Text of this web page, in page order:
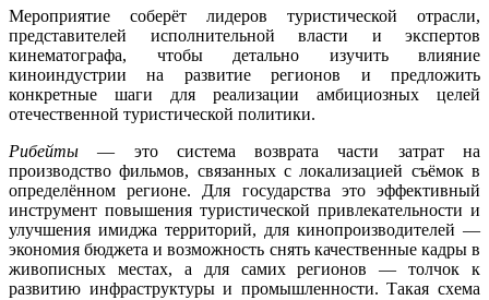
Мероприятие соберёт лидеров туристической отрасли,
представителей исполнительной власти и экспертов
кинематографа, чтобы детально изучить влияние
киноиндустрии на развитие регионов и предложить
конкретные шаги для реализации амбициозных целей
отечественной туристической политики.
Рибейты — это система возврата части затрат на
производство фильмов, связанных с локализацией съёмок в
определённом регионе. Для государства это эффективный
инструмент повышения туристической привлекательности и
улучшения имиджа территорий, для кинопроизводителей —
экономия бюджета и возможность снять качественные кадры в
живописных местах, а для самих регионов — толчок к
развитию инфраструктуры и промышленности. Такая схема